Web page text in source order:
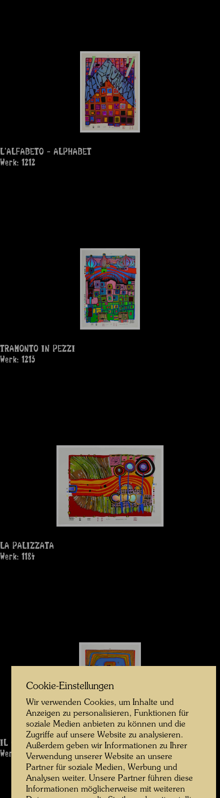
L'ALFABETO - ALPHABET
Werk: 1212
TRAMONTO IN PEZZI
Werk: 1213
LA PALIZZATA
Werk: 1184
IL CAPPELLO DI ROMA
Werk: 1214
Cookie-Einstellungen
Wir verwenden Cookies, um Inhalte und
Anzeigen zu personalisieren, Funktionen für
soziale Medien anbieten zu können und die
Zugriffe auf unsere Website zu analysieren.
Außerdem geben wir Informationen zu Ihrer
Verwendung unserer Website an unsere
Partner für soziale Medien, Werbung und
Analysen weiter. Unsere Partner führen diese
Informationen möglicherweise mit weiteren